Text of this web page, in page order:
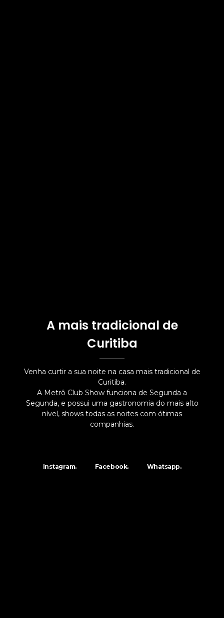
A mais tradicional de
Curitiba
Venha curtir a sua noite na casa mais tradicional de
Curitiba.
A Metrô Club Show funciona de Segunda a
Segunda, e possui uma gastronomia do mais alto
nível, shows todas as noites com ótimas
companhias.
Instagram. Facebook. Whatsapp.